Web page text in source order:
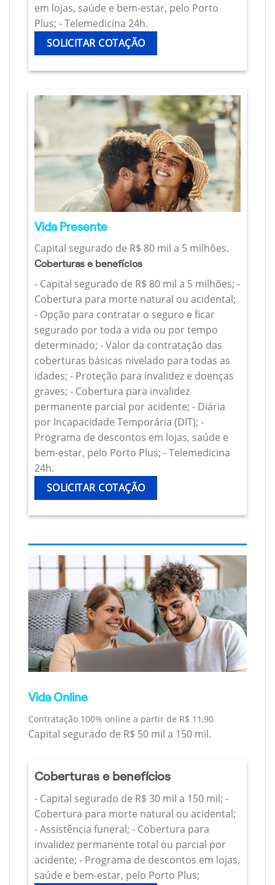
em lojas, saúde e bem-estar, pelo Porto
Plus; - Telemedicina 24h.
SOLICITAR COTAÇÃO
Vida Presente
Capital segurado de R$ 80 mil a 5 milhões.
Coberturas e benefícios
- Capital segurado de R$ 80 mil a 5 milhões; -
Cobertura para morte natural ou acidental;
- Opção para contratar o seguro e ficar
segurado por toda a vida ou por tempo
determinado; - Valor da contratação das
coberturas básicas nivelado para todas as
idades; - Proteção para invalidez e doenças
graves; - Cobertura para invalidez
permanente parcial por acidente; - Diária
por Incapacidade Temporária (DIT); -
Programa de descontos em lojas, saúde e
bem-estar, pelo Porto Plus; - Telemedicina
24h.
SOLICITAR COTAÇÃO
Vida Online
Contratação 100% online a partir de R$ 11,90
Capital segurado de R$ 50 mil a 150 mil.
Coberturas e benefícios
- Capital segurado de R$ 30 mil a 150 mil; -
Cobertura para morte natural ou acidental;
- Assistência funeral; - Cobertura para
invalidez permanente total ou parcial por
acidente; - Programa de descontos em lojas,
saúde e bem-estar, pelo Porto Plus;